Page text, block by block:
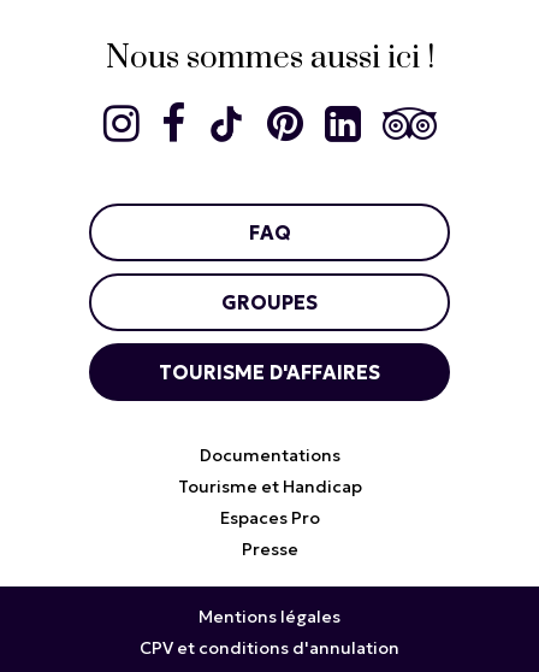
Nous sommes aussi ici !
FAQ
GROUPES
TOURISME D'AFFAIRES
Documentations
Tourisme et Handicap
Espaces Pro
Presse
Mentions légales
CPV et conditions d'annulation